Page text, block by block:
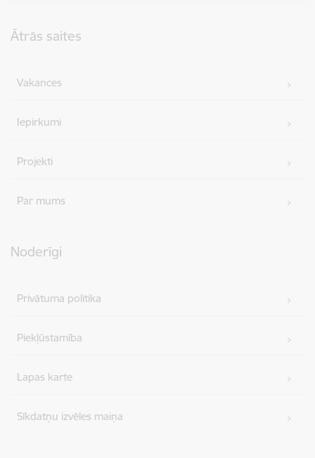
Ātrās saites
Vakances
Iepirkumi
Projekti
Par mums
Noderīgi
Privātuma politika
Piekļūstamība
Lapas karte
Sīkdatņu izvēles maiņa